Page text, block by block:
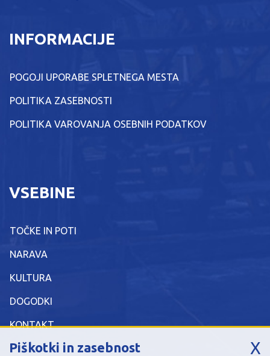
INFORMACIJE
POGOJI UPORABE SPLETNEGA MESTA
POLITIKA ZASEBNOSTI
POLITIKA VAROVANJA OSEBNIH PODATKOV
VSEBINE
TOČKE IN POTI
NARAVA
KULTURA
DOGODKI
KONTAKT
X
Piškotki in zasebnost